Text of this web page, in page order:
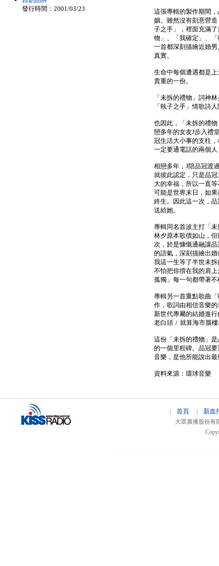
這張專輯的製作期間
姻。雖然沒有刻意營
子之手」，裡面充滿
物」、「我確定」、
一首都深刻描繪近婚
真實。
生命中每個遭遇都是
貴重的一份。
「未拆的禮物」詞神
「執子之手」情歌詩
也因此，「未拆的禮
戀多年的女友J步入禮
冠生活大小事的支柱
一定要通電話的兩個
相戀多年，J陪品冠渡
就彼此認定，只是品
大的幸福，所以一直
可能是世界末日，如
終生。因此這一次，
送給她。
專輯同名首波主打「
林夕原本歌債如山，
次，於是慷慨通融讓
的語氣，深刻描繪出
我這一生等了半世未
不怕把你揹在我的肩
孤獨」每一句都帶著
專輯另一首重點歌曲
作，歌詞由相信音樂
新世代專屬的結婚進
老白頭 / 就算海市蜃
這份「未拆的禮物」
的一個里程碑。品冠
音樂，是他所能說出
資料來源：環球音樂
發行時間：2001/03/23
首頁 新血
大眾廣播股份有